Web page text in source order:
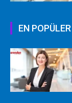
EN POPÜLER